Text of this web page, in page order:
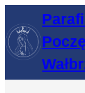
treści